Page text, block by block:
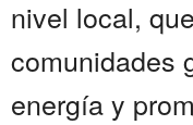
nivel local,
comunidades
energía y